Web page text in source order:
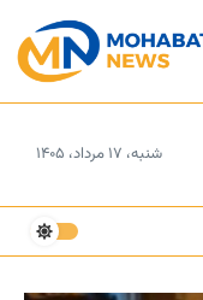
شنبه، ۱۷ مرداد، ۱۴۰۵